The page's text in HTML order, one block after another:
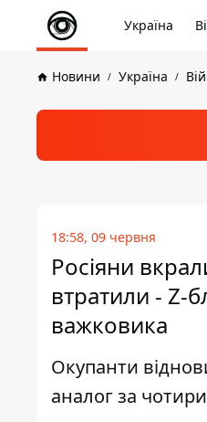
Україна
Новини Україна
18:58, 09 червня
Росіяни
втратили - Z-
важковика
Окупанти
аналог за